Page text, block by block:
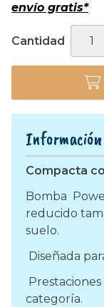
envío gratis*
Cantidad
Información
Compacta
Bomba
reducido
suelo.
Diseñada
categoría.